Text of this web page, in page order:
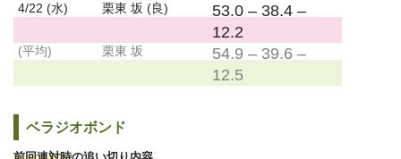
4/22 (水) 栗東 坂 (良)
53.0 – 38.4 –
12.2
(平均) 栗東 坂
54.9 – 39.6 –
12.5
ベラジオボンド